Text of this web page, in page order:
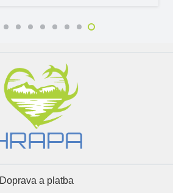
Doprava a platba